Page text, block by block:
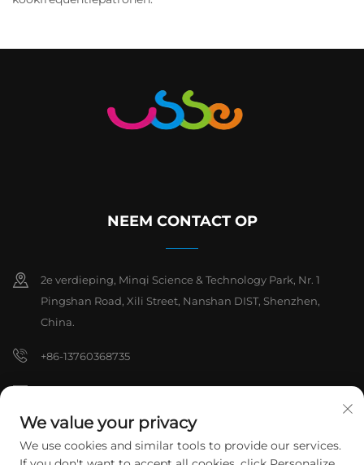
NEEM CONTACT OP
2e verdieping, Minqi Science & Technology Park, Nr. 1
Pingshan Road, Xili Street, Nanshan DIST, Shenzhen,
China.
+86-13760368735
Copyright © 2026 Shenzhen Hanchuan Industrial Co,.Ltd. Alle
We value your privacy
We use cookies and similar tools to provide our services.